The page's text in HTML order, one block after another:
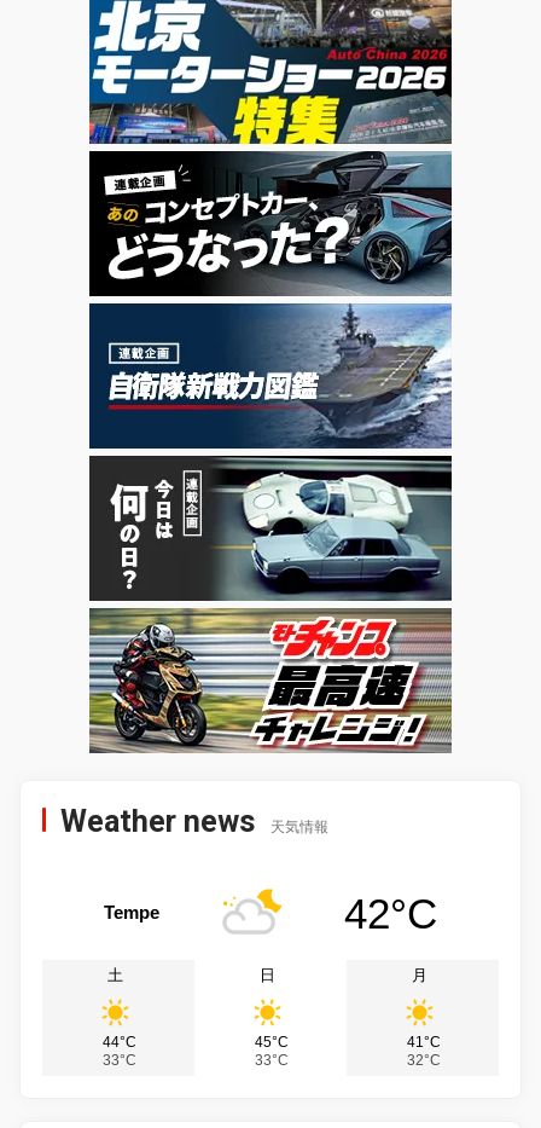
Weather news 天気情報
Tempe 42°C
土
44°C
33°C
日
45°C
33°C
月
41°C
32°C